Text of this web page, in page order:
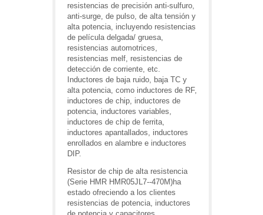
resistencias de precisión anti-sulfuro,
anti-surge, de pulso, de alta tensión y
alta potencia, incluyendo resistencias
de película delgada/ gruesa,
resistencias automotrices,
resistencias melf, resistencias de
detección de corriente, etc.
Inductores de baja ruido, baja TC y
alta potencia, como inductores de RF,
inductores de chip, inductores de
potencia, inductores variables,
inductores de chip de ferrita,
inductores apantallados, inductores
enrollados en alambre e inductores
DIP.
Resistor de chip de alta resistencia
(Serie HMR HMR05JL7--470M)ha
estado ofreciendo a los clientes
resistencias de potencia, inductores